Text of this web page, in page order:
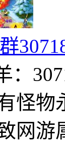
：
怪物
网游